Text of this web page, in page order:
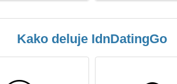
Kako deluje IdnDatingGo